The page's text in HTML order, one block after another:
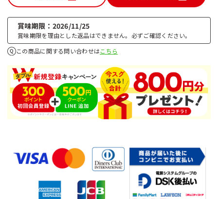
賞味期限 2026/11/25
賞味期限を理由とした返品はできません。必ずご確認ください。
この商品に関する問い合わせはこちら